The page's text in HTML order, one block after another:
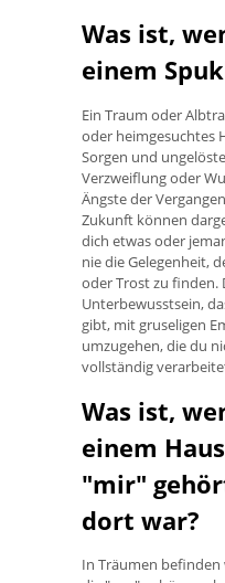
Was ist,
einem
Ein Traum oder
oder heimgesuchtes
Sorgen und
Verzweiflung oder
Ängste der
Zukunft können
dich etwas oder
nie die Gelegenheit,
oder Trost zu finden.
Unterbewusstsein,
gibt, mit gruseligen
umzugehen, die du
vollständig
Was ist,
einem
"mir"
dort war?
In Träumen